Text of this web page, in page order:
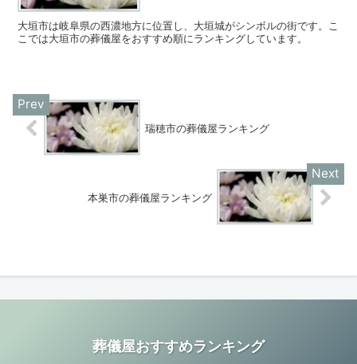
大垣市は岐阜県の西濃地方に位置し、大垣城がシンボルの街です。こ
こでは大垣市の葬儀屋をおすすめ順にランキングしています。
瑞穂市の葬儀屋ランキング
本巣市の葬儀屋ランキング
葬儀屋おすすめランキング